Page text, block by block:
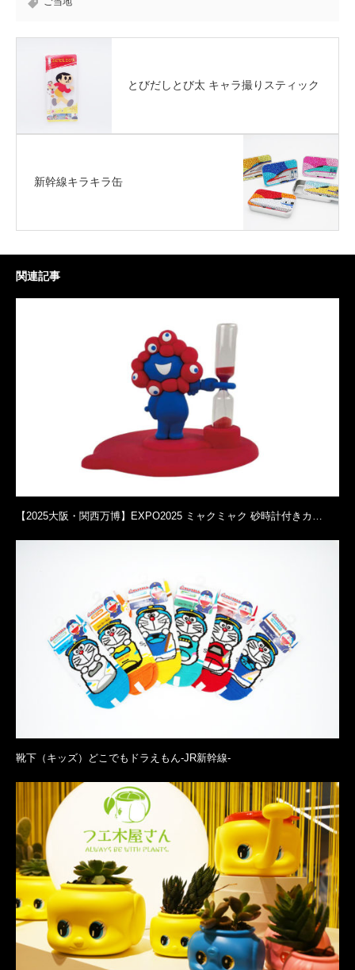
とびだしとび太 キャラ撮りスティック
新幹線キラキラ缶
関連記事
【2025大阪・関西万博】EXPO2025 ミャクミャク 砂時計付きカ…
靴下（キッズ）どこでもドラえもん-JR新幹線-